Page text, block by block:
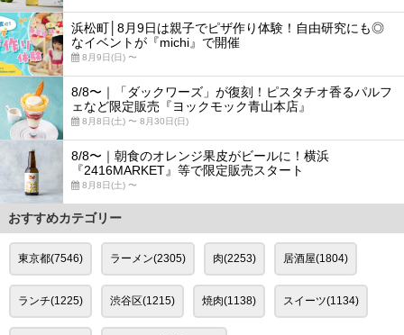
浜松町│8月9日は親子でピザ作り体験！自由研究にも◎
なイベントが『michi』で開催
8月9日(日) 〜
8/8〜｜「ダックワーズ」が復刻！ピスタチオ香るパルフ
ェなど限定販売『ヨックモック青山本店』
8月8日(土) 〜 8月30日(日)
8/8〜｜朝食のオレンジ果皮がビールに！横浜
『2416MARKET』等で限定販売スタート
8月8日(土) 〜
おすすめカテゴリー
東京都(7546) ラーメン(2305) 肉(2253) 居酒屋(1804)
ランチ(1225) 渋谷区(1215) 焼肉(1138) スイーツ(1134)